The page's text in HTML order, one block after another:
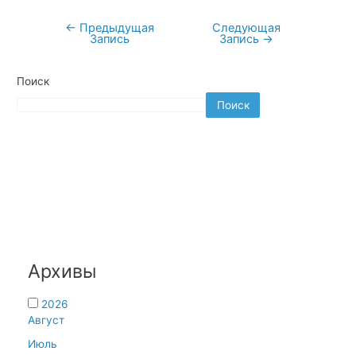
Навигация
← Предыдущая
Запись
Следующая
Запись →
Поиск
Поиск
Архивы
2026
Август
Июль